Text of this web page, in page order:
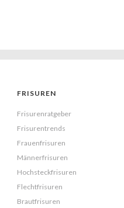
FRISUREN
Frisurenratgeber
Frisurentrends
Frauenfrisuren
Männerfrisuren
Hochsteckfrisuren
Flechtfrisuren
Brautfrisuren